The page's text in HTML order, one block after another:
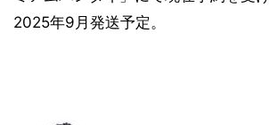
2025年9月発送予定。